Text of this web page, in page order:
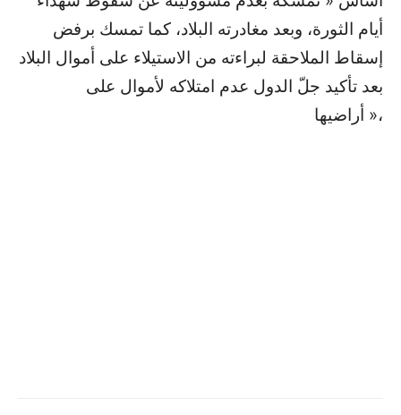
أيام الثورة، وبعد مغادرته البلاد، كما تمسك برفض
إسقاط الملاحقة لبراءته من الاستيلاء على أموال البلاد
بعد تأكيد جلّ الدول عدم امتلاكه لأموال على
أراضيها »،